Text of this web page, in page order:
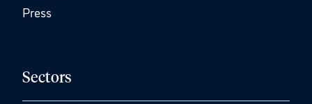
Press
Sectors